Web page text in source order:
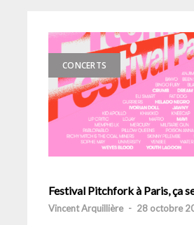
CONCERTS
Festival Pitchfork à Paris, ça
Vincent Arquillière - 28 octobre